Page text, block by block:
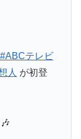
#ABCテレビ
人 が初登